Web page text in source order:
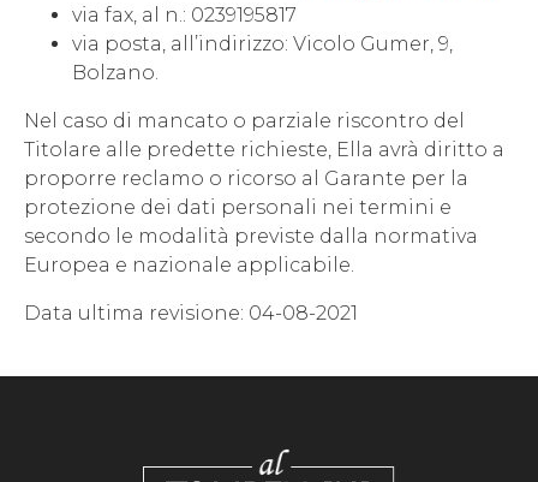
via fax, al n.: 0239195817
via posta, all’indirizzo: Vicolo Gumer, 9,
Bolzano.
Nel caso di mancato o parziale riscontro del
Titolare alle predette richieste, Ella avrà diritto a
proporre reclamo o ricorso al Garante per la
protezione dei dati personali nei termini e
secondo le modalità previste dalla normativa
Europea e nazionale applicabile.
Data ultima revisione: 04-08-2021